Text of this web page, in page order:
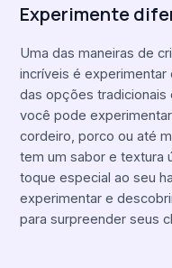
Experimente
Uma das maneiras de
incríveis é
das opções tradicionais
você pode
cordeiro, porco ou até
tem um sabor e textura
toque especial ao seu
experimentar e
para surpreender seus